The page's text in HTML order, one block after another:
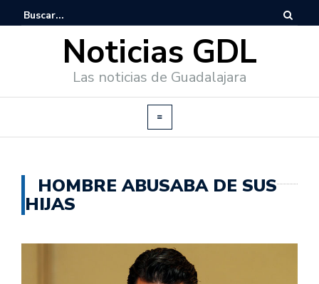
Noticias GDL
Las noticias de Guadalajara
HOMBRE ABUSABA DE SUS
HIJAS